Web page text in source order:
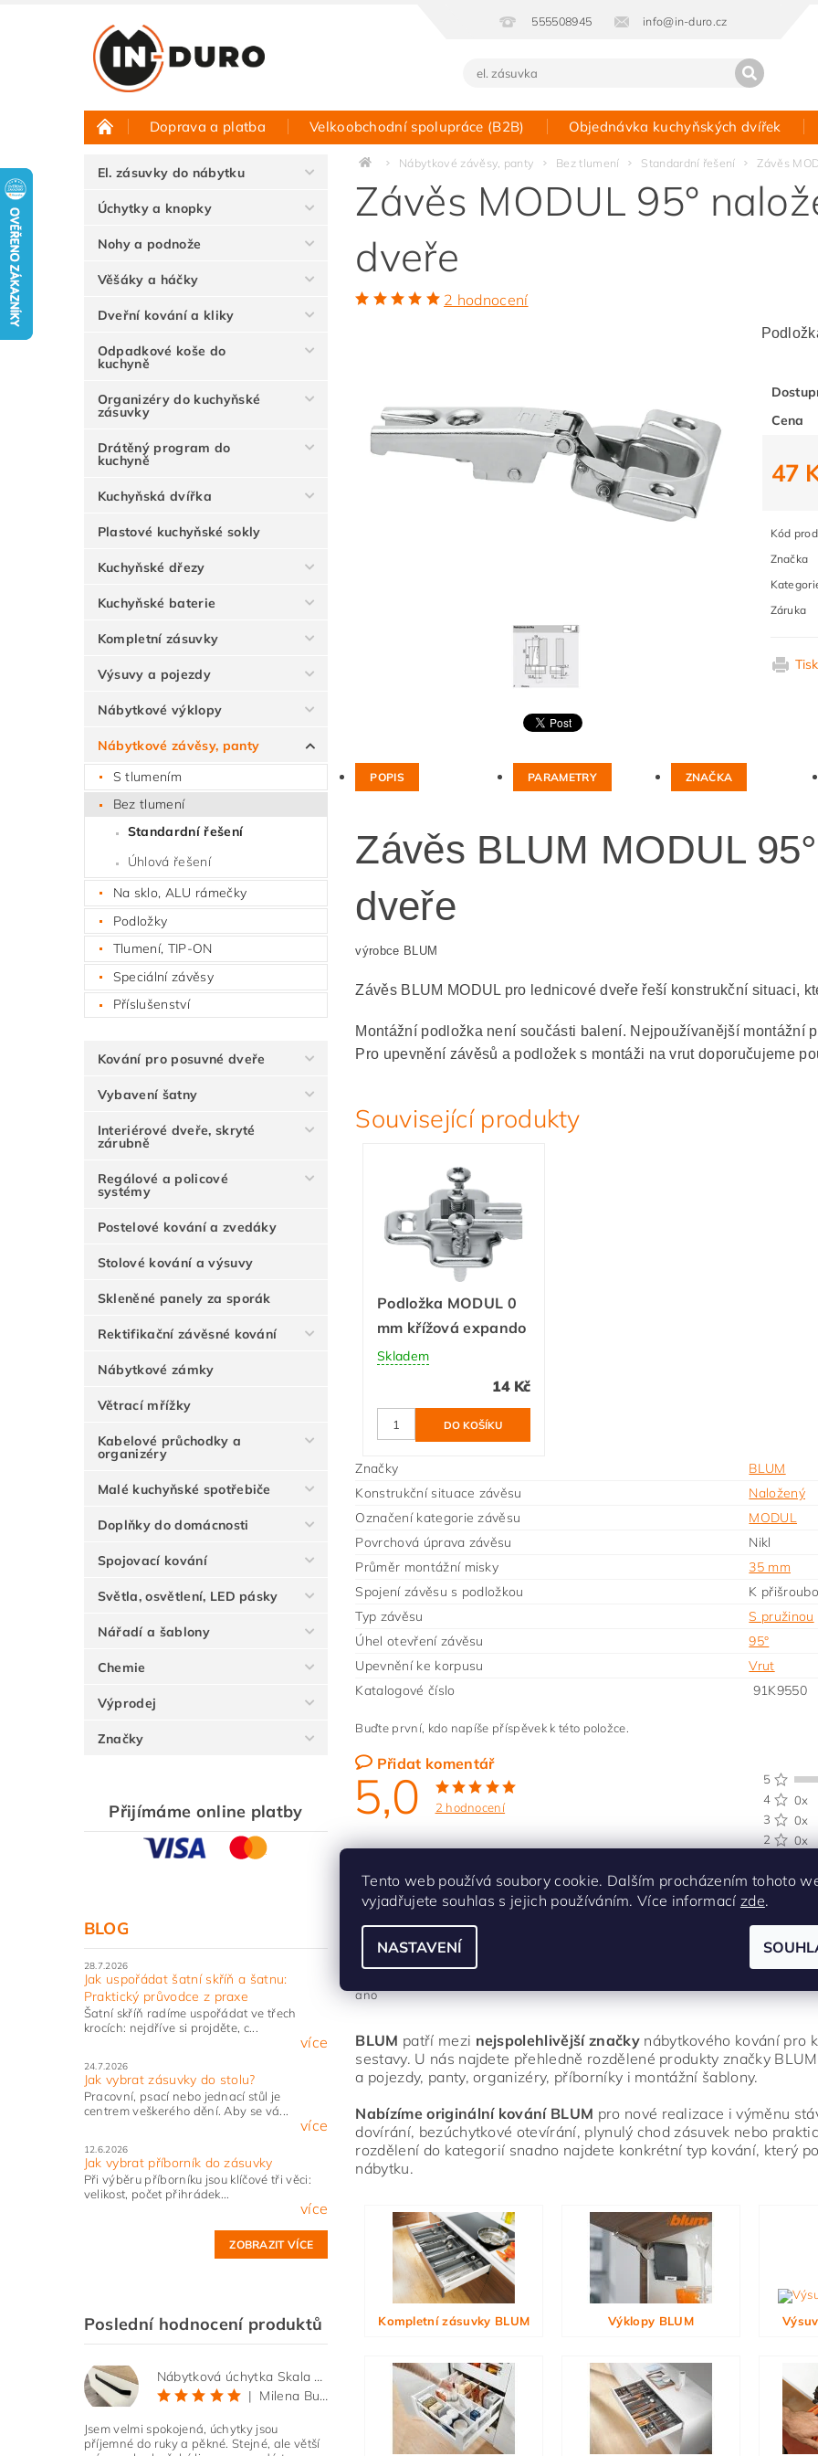
555508945 info@in-duro.cz
Doprava a platba Velkoobchodní spolupráce (B2B) Objednávka kuchyňských dvířek
Půjčovna vzorků Hodnocení obchodu Kontakt
El. zásuvky do nábytku
Úchytky a knopky
Nohy a podnože
Věšáky a háčky
Dveřní kování a kliky
Odpadkové koše do
kuchyně
Organizéry do kuchyňské
zásuvky
Drátěný program do
kuchyně
Kuchyňská dvířka
Plastové kuchyňské sokly
Kuchyňské dřezy
Kuchyňské baterie
Kompletní zásuvky
Výsuvy a pojezdy
Nábytkové výklopy
Nábytkové závěsy, panty
S tlumením
Bez tlumení
Standardní řešení
Úhlová řešení
Na sklo, ALU rámečky
Podložky
Tlumení, TIP-ON
Speciální závěsy
Příslušenství
Kování pro posuvné dveře
Vybavení šatny
Interiérové dveře, skryté
zárubně
Regálové a policové
systémy
Postelové kování a zvedáky
Stolové kování a výsuvy
Skleněné panely za sporák
Rektifikační závěsné kování
Nábytkové zámky
Větrací mřížky
Kabelové průchodky a
organizéry
Malé kuchyňské spotřebiče
Doplňky do domácnosti
Spojovací kování
Světla, osvětlení, LED pásky
Nářadí a šablony
Chemie
Výprodej
Značky
Přijímáme online platby
BLOG
28.7.2026
Jak uspořádat šatní skříň a šatnu:
Praktický průvodce z praxe
Šatní skříň radíme uspořádat ve třech
krocích: nejdříve si projděte, c...
více
24.7.2026
Jak vybrat zásuvky do stolu?
Pracovní, psací nebo jednací stůl je
centrem veškerého dění. Aby se vá...
více
12.6.2026
Jak vybrat příborník do zásuvky
Při výběru příborníku jsou klíčové tři věci:
velikost, počet přihrádek...
více
ZOBRAZIT VÍCE
Poslední hodnocení produktů
Nábytková úchytka Skala černá matná
|
Milena Bučková
Jsem velmi spokojená, úchytky jsou
příjemné do ruky a pěkné. Stejné, ale větší
Nábytkové závěsy, panty Bez tlumení Standardní řešení Závěs
Závěs MODUL 95°
dveře
2 hodnocení
Cena
47
Kód
Značka
Záruka
Tisk
POPIS PARAMETRY ZNAČKA
Závěs BLUM MODUL
dveře
výrobce BLUM
Závěs BLUM MODUL pro lednicové dveře řeší konstrukční situaci,
Montážní podložka není součásti balení. Nejpoužívanější montážní
Pro upevnění závěsů a podložek s montáži na vrut doporučujeme
Související produkty
Podložka MODUL 0
mm křížová expando
Skladem
14 Kč
Značky
BLUM
Konstrukční situace závěsu
Naložený
Označení kategorie závěsu
MODUL
Povrchová úprava závěsu
Nikl
Průměr montážní misky
35 mm
Spojení závěsu s podložkou
K
Typ závěsu
S pružinou
Úhel otevření závěsu
95°
Upevnění ke korpusu
Vrut
Katalogové číslo
Buďte první, kdo napíše příspěvek k této položce.
Přidat komentář
5,0 2 hodnocení
5
4
0x
3
0x
2
0x
AV
Alena Vejsadová
ano
BLUM patří mezi nejspolehlivější značkynábytkového kování pro
sestavy. U nás najdete přehledně rozdělené produkty značky
a pojezdy, panty, organizéry, příborníky i montážní šablony.
Nabízíme originální kování BLUM pro nové realizace i výměnu
dovírání, bezúchytkové otevírání, plynulý chod zásuvek nebo
rozdělení do kategorií snadno najdete konkrétní typ kování, který
nábytku.
Kompletní zásuvky BLUM Výklopy BLUM
Tento web používá soubory cookie. Dalším procházením tohoto
vyjadřujete souhlas s jejich používáním. Více informací zde.
NASTAVENÍ